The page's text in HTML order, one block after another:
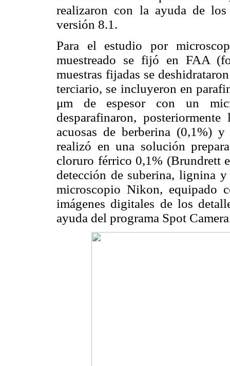
realizaron con la ayuda de
versión 8.1.
Para el estudio por
muestreado se fijó en FAA
muestras fijadas se
terciario, se incluyeron en
μm de espesor con un
desparafinaron,
acuosas de berberina (0,1%)
realizó en una solución
cloruro férrico 0,1% (Brundrett
detección de suberina, lignina
microscopio Nikon, equipado
imágenes digitales de los
ayuda del programa Spot